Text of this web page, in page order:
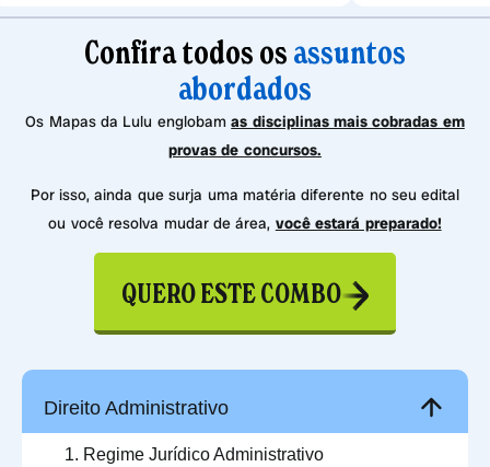
Confira todos os assuntos
abordados
Os Mapas da Lulu englobamas disciplinas mais cobradas em
provas de concursos.
Por isso, ainda que surja uma matéria diferente no seu edital
ou você resolva mudar de área, você estará preparado!
QUERO ESTE COMBO
Direito Administrativo
Regime Jurídico Administrativo